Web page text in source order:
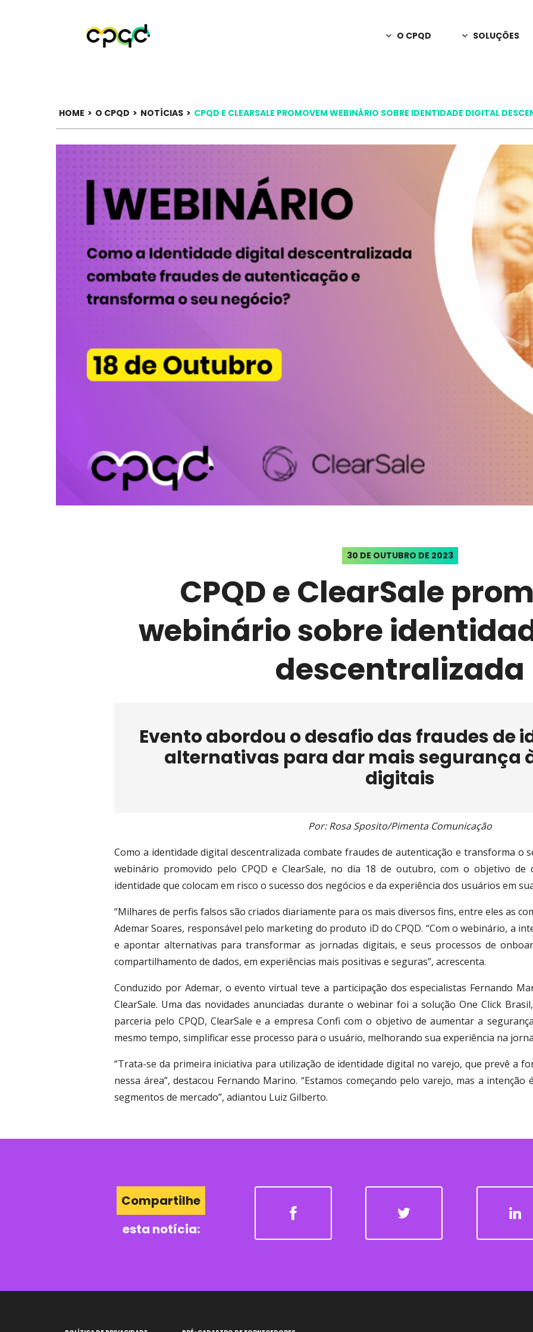
O CPQD
Releases
Programa de Parcerias
Relatório Anual
Trabalhe Conosco
Fale Conosco
SOLUÇÕES
Redes privativas
PD&I Sob
Inovação e
Interação
IA para canais
Orbill
Monetização,
HOME > O CPQD > NOTÍCIAS > CPQD E CLEARSALE PROMOVEM WEBINÁRIO SOBRE IDENTIDADE DIGITAL
30 DE OUTUBRO DE 2023
CPQD e ClearSale
webinário sobre
descentralizada
Evento abordou o desafio das fraudes de
alternativas para dar mais segurança
digitais
Por: Rosa Sposito/Pimenta Comunicação
Como a identidade digital descentralizada combate fraudes de autenticação e transforma o
webinário promovido pelo CPQD e ClearSale, no dia 18 de outubro, com o objetivo de
identidade que colocam em risco o sucesso dos negócios e da experiência dos usuários em
“Milhares de perfis falsos são criados diariamente para os mais diversos fins, entre eles as
Ademar Soares, responsável pelo marketing do produto iD do CPQD. “Com o webinário, a
e apontar alternativas para transformar as jornadas digitais, e seus processos de
compartilhamento de dados, em experiências mais positivas e seguras”, acrescenta.
Conduzido por Ademar, o evento virtual teve a participação dos especialistas Fernando
ClearSale. Uma das novidades anunciadas durante o webinar foi a solução One Click
parceria pelo CPQD, ClearSale e a empresa Confi com o objetivo de aumentar a
mesmo tempo, simplificar esse processo para o usuário, melhorando sua experiência na
“Trata-se da primeira iniciativa para utilização de identidade digital no varejo, que prevê a
nessa área”, destacou Fernando Marino. “Estamos começando pelo varejo, mas a
segmentos de mercado”, adiantou Luiz Gilberto.
Compartilhe
esta notícia: